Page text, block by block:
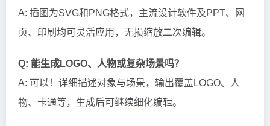
A: 插图为SVG和PNG格式，主流设计软件及PPT、网
页、印刷均可灵活应用，无损缩放二次编辑。
Q: 能生成LOGO、人物或复杂场景吗？
A: 可以！详细描述对象与场景，输出覆盖LOGO、人
物、卡通等，生成后可继续细化编辑。